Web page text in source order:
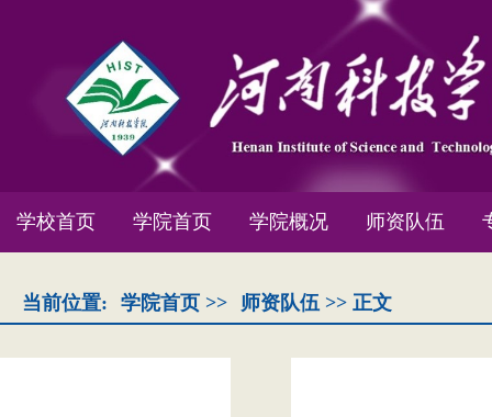
学校首页 学院首页 学院概况 师资队伍
当前位置: 学院首页 >> 师资队伍 >> 正文